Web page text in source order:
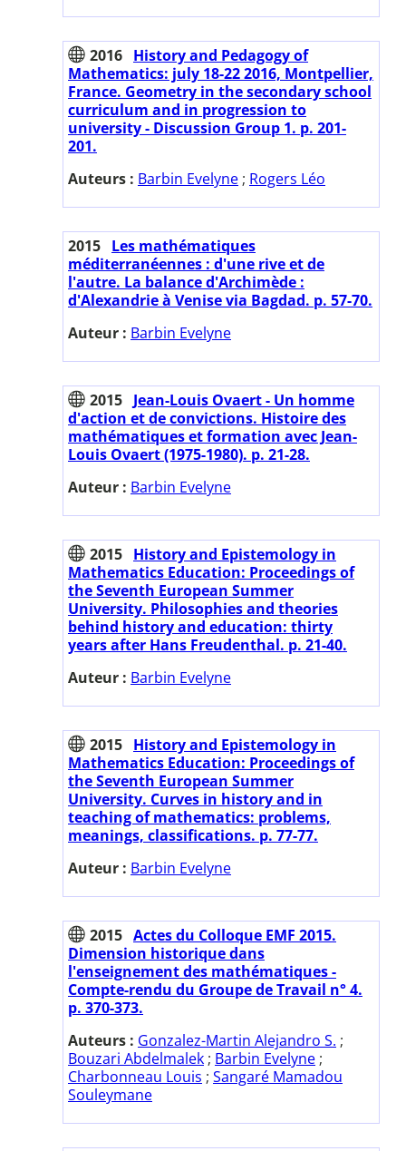
2016 History and Pedagogy of
Mathematics: july 18-22 2016, Montpellier,
France. Geometry in the secondary school
curriculum and in progression to
university - Discussion Group 1. p. 201-
201.
Auteurs : Barbin Evelyne ; Rogers Léo
2015 Les mathématiques
méditerranéennes : d'une rive et de
l'autre. La balance d'Archimède :
d'Alexandrie à Venise via Bagdad. p. 57-70.
Auteur : Barbin Evelyne
2015 Jean-Louis Ovaert - Un homme
d'action et de convictions. Histoire des
mathématiques et formation avec Jean-
Louis Ovaert (1975-1980). p. 21-28.
Auteur : Barbin Evelyne
2015 History and Epistemology in
Mathematics Education: Proceedings of
the Seventh European Summer
University. Philosophies and theories
behind history and education: thirty
years after Hans Freudenthal. p. 21-40.
Auteur : Barbin Evelyne
2015 History and Epistemology in
Mathematics Education: Proceedings of
the Seventh European Summer
University. Curves in history and in
teaching of mathematics: problems,
meanings, classifications. p. 77-77.
Auteur : Barbin Evelyne
2015 Actes du Colloque EMF 2015.
Dimension historique dans
l'enseignement des mathématiques -
Compte-rendu du Groupe de Travail n° 4.
p. 370-373.
Auteurs : Gonzalez-Martin Alejandro S. ;
Bouzari Abdelmalek ; Barbin Evelyne ;
Charbonneau Louis ; Sangaré Mamadou
Souleymane